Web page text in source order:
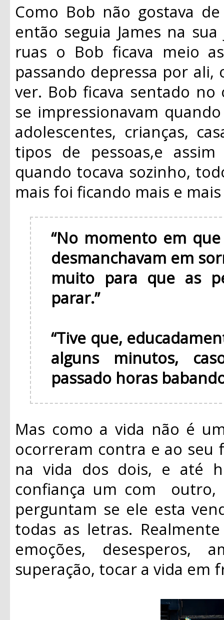
Como Bob não gostava
então seguia James na
ruas o Bob ficava meio
passando depressa por
ver. Bob ficava sentado
se impressionavam
adolescentes, crianças,
tipos de pessoas,e
quando tocava sozinho,
mais foi ficando mais e
“No momento em
desmanchavam em
muito para que as
parar.”
“Tive que,
alguns minutos,
passado horas
Mas como a vida não é
ocorreram contra e ao seu
na vida dos dois, e até
confiança um com
perguntam se ele esta
todas as letras.
emoções, desesperos,
superação, tocar a vida em